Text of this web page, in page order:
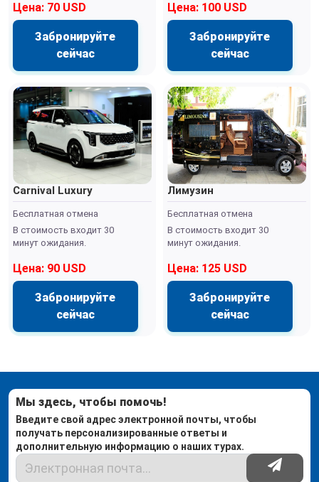
Цена: 70 USD
Забронируйте
сейчас
Цена: 100 USD
Забронируйте
сейчас
Carnival Luxury
Бесплатная отмена
В стоимость входит 30
минут ожидания.
Цена: 90 USD
Забронируйте
сейчас
Лимузин
Бесплатная отмена
В стоимость входит 30
минут ожидания.
Цена: 125 USD
Забронируйте
сейчас
Мы здесь, чтобы помочь!
Введите свой адрес электронной почты, чтобы
получать персонализированные ответы и
дополнительную информацию о наших турах.